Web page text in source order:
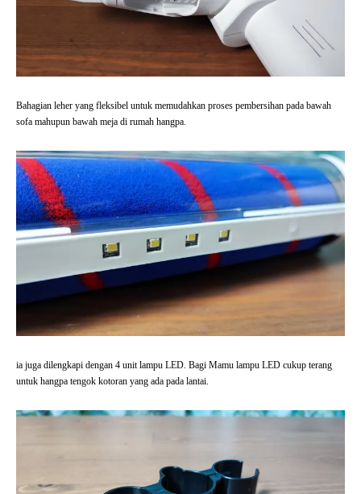
Bahagian leher yang fleksibel untuk memudahkan proses pembersihan pada bawah
sofa mahupun bawah meja di rumah hangpa.
ia juga dilengkapi dengan 4 unit lampu LED. Bagi Mamu lampu LED cukup terang
untuk hangpa tengok kotoran yang ada pada lantai.